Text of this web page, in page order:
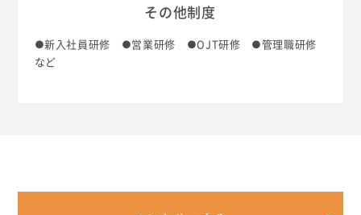
その他制度
●新入社員研修 ●営業研修 ●OJT研修 ●管理職研修
など